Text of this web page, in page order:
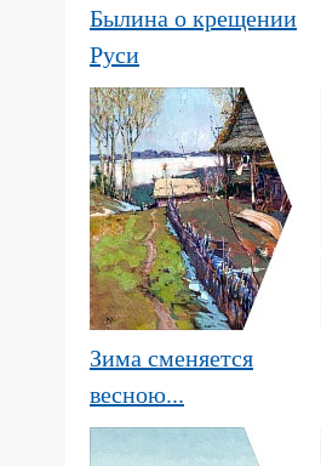
Былина о крещении
Руси
Зима сменяется
весною...